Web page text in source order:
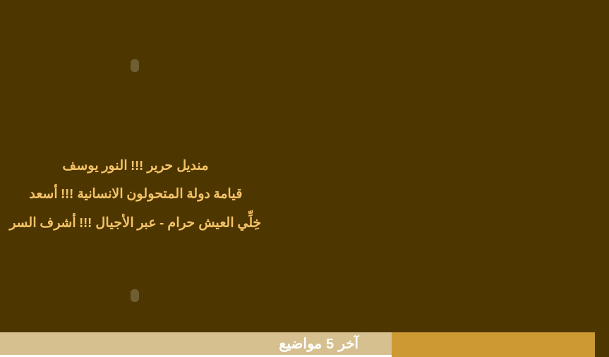
منديل حرير !!! النور يوسف
قيامة دولة المتحولون الانسانية !!! أسعد
خِلِّي العيش حرام - عبر الأجيال !!! أشرف السر
آخر 5 مواضيع